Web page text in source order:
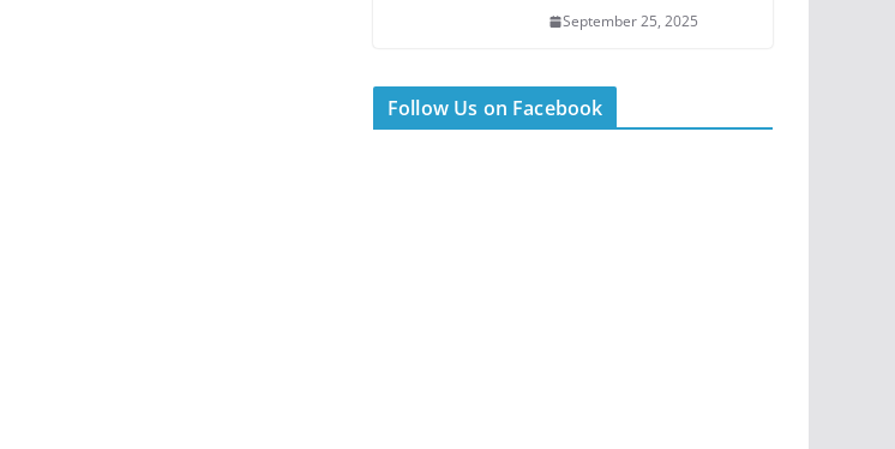
September 25, 2025
Follow Us on Facebook